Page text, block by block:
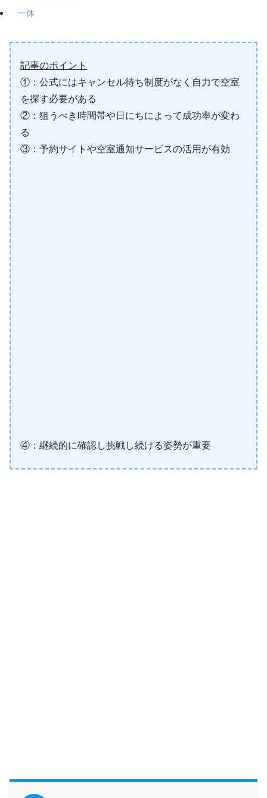
一休
記事のポイント
①：公式にはキャンセル待ち制度がなく自力で空室
を探す必要がある
②：狙うべき時間帯や日にちによって成功率が変わ
る
③：予約サイトや空室通知サービスの活用が有効
④：継続的に確認し挑戦し続ける姿勢が重要